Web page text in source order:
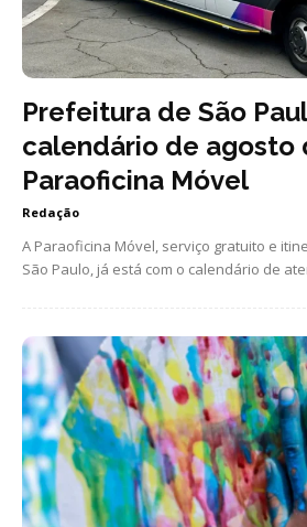
Prefeitura de São
calendário de agosto
Paraoficina Móvel
Redação
A Paraoficina Móvel, serviço gratuito e
São Paulo, já está com o calendário de